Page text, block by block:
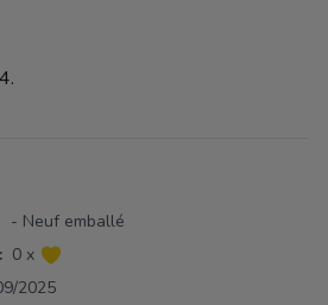
- Neuf emballé
0 x
2025